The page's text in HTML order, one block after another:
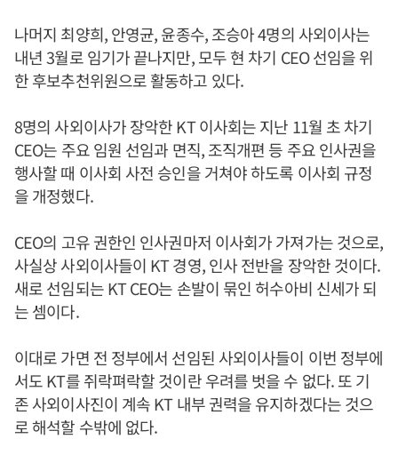
나머지 최양희, 안영균, 윤종수, 조승아 4명의 사외이사는
내년 3월로 임기가 끝나지만, 모두 현 차기 CEO 선임을 위
한 후보추천위원으로 활동하고 있다.
8명의 사외이사가 장악한 KT 이사회는 지난 11월 초 차기
CEO는 주요 임원 선임과 면직, 조직개편 등 주요 인사권을
행사할 때 이사회 사전 승인을 거쳐야 하도록 이사회 규정
을 개정했다.
CEO의 고유 권한인 인사권마저 이사회가 가져가는 것으로,
사실상 사외이사들이 KT 경영, 인사 전반을 장악한 것이다.
새로 선임되는 KT CEO는 손발이 묶인 허수아비 신세가 되
는 셈이다.
이대로 가면 전 정부에서 선임된 사외이사들이 이번 정부에
서도 KT를 쥐락펴락할 것이란 우려를 벗을 수 없다. 또 기
존 사외이사진이 계속 KT 내부 권력을 유지하겠다는 것으
로 해석할 수밖에 없다.